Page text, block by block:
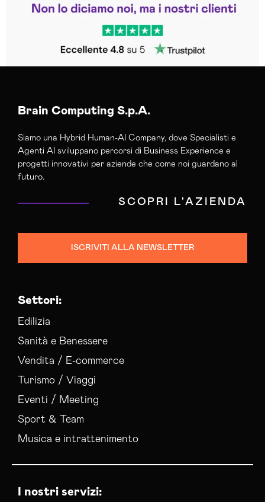
Trustpilot
Brain Computing S.p.A.
Siamo una Hybrid Human-AI Company, dove Specialisti e
Agenti AI sviluppano percorsi di Business Experience e
progetti innovativi per aziende che come noi guardano al
futuro.
SCOPRI L'AZIENDA
ISCRIVITI ALLA NEWSLETTER
Settori:
Edilizia
Sanità e Benessere
Vendita / E-commerce
Turismo / Viaggi
Eventi / Meeting
Sport & Team
Musica e intrattenimento
I nostri servizi: